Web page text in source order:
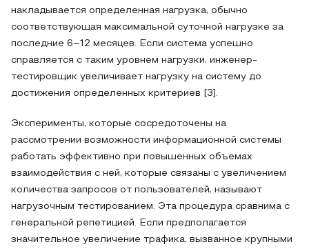
накладывается определенная нагрузка, обычно
соответствующая максимальной суточной нагрузке за
последние 6–12 месяцев. Если система успешно
справляется с таким уровнем нагрузки, инженер-
тестировщик увеличивает нагрузку на систему до
достижения определенных критериев [3].
Эксперименты, которые сосредоточены на
рассмотрении возможности информационной системы
работать эффективно при повышенных объемах
взаимодействия с ней, которые связаны с увеличением
количества запросов от пользователей, называют
нагрузочным тестированием. Эта процедура сравнима с
генеральной репетицией. Если предполагается
значительное увеличение трафика, вызванное крупными